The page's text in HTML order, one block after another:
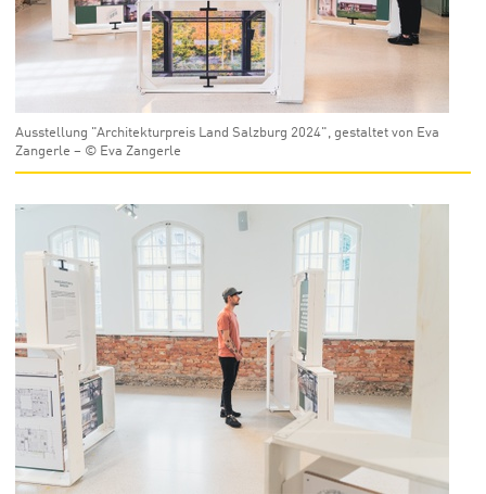
Ausstellung "Architekturpreis Land Salzburg 2024", gestaltet von Eva
Zangerle – © Eva Zangerle